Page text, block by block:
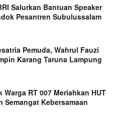
Salurkan Bantuan Speaker
Pesantren Subulussalam
Pemuda, Wahrul Fauzi
Karang Taruna Lampung
Warga RT 007 Meriahkan HUT
Semangat Kebersamaan